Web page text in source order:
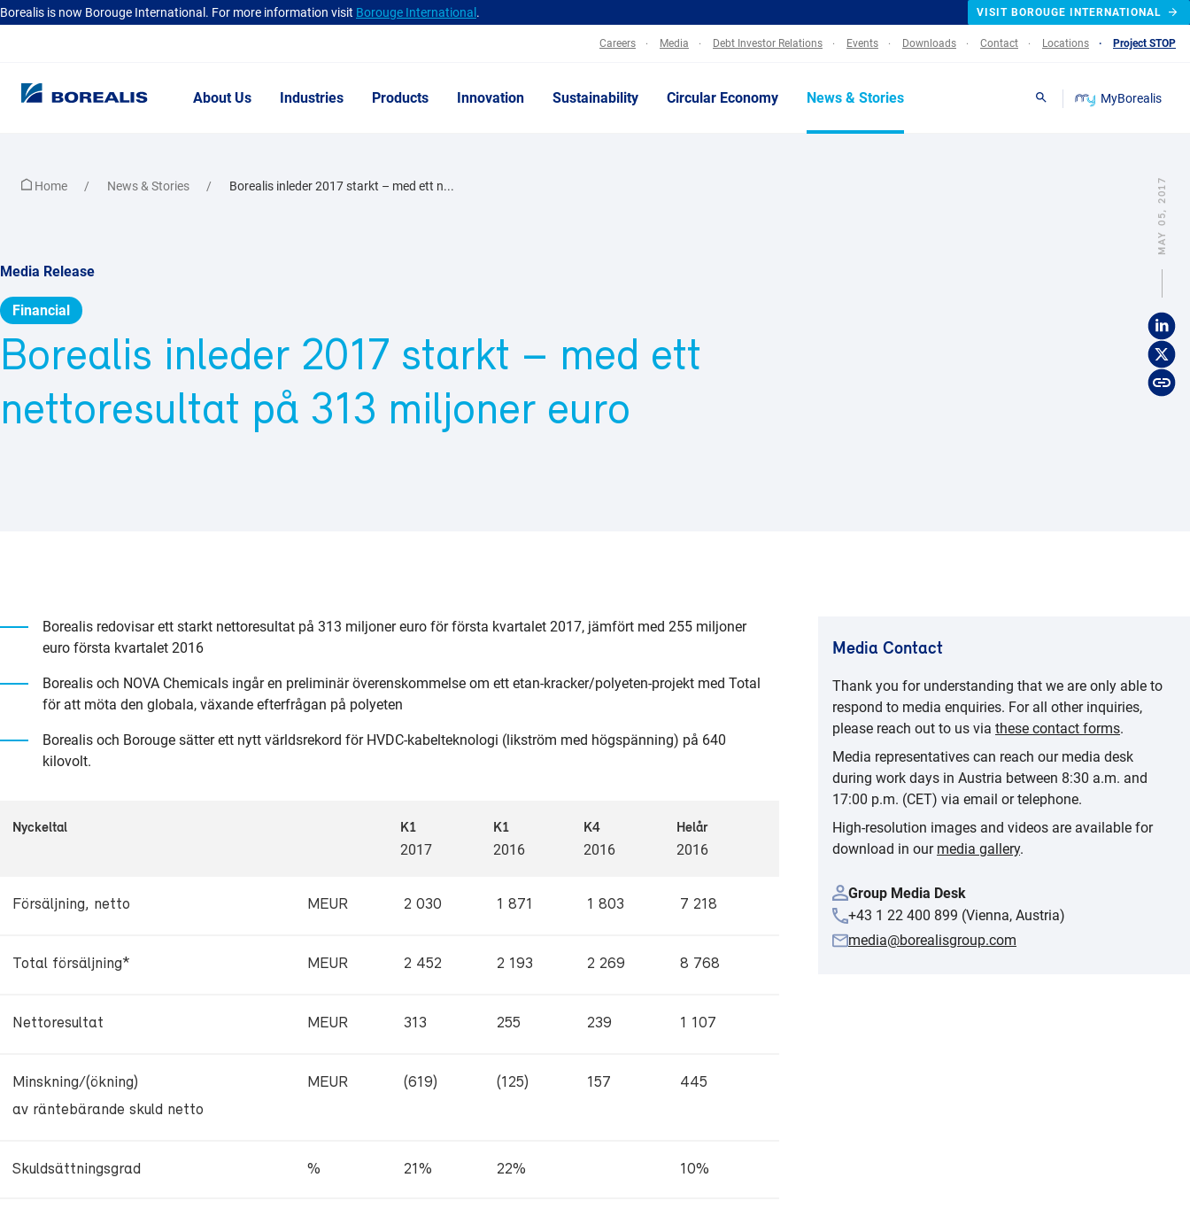
Borealis is now Borouge International. For more information visit Borouge International. VISIT BOROUGE INTERNATIONAL
Careers Media Debt Investor Relations Events Downloads Contact Locations Project STOP
About Us Industries Products Innovation Sustainability Circular Economy News & Stories Search MyBorealis
MAY 05, 2017
Media Release
Financial
Borealis inleder 2017 starkt – med ett
nettoresultat på 313 miljoner euro
Home News & Stories Borealis inleder 2017 starkt – med ett n...
Borealis redovisar ett starkt nettoresultat på 313 miljoner euro för första kvartalet 2017, jämfört med 255 miljoner
euro första kvartalet 2016
Borealis och NOVA Chemicals ingår en preliminär överenskommelse om ett etan-kracker/polyeten-projekt med Total
för att möta den globala, växande efterfrågan på polyeten
Borealis och Borouge sätter ett nytt världsrekord för HVDC-kabelteknologi (likström med högspänning) på 640
kilovolt.
Nyckeltal
K1
2017
K1
2016
K4
2016
Helår
2016
Försäljning, netto MEUR 2 030 1 871 1 803 7 218
Total försäljning* MEUR 2 452 2 193 2 269 8 768
Nettoresultat MEUR 313 255 239 1 107
Minskning/(ökning)
av räntebärande skuld netto
MEUR (619) (125) 157 445
Skuldsättningsgrad % 21% 22% 10%
Media Contact
Thank you for understanding that we are only able to
respond to media enquiries. For all other inquiries,
please reach out to us via these contact forms.
Media representatives can reach our media desk
during work days in Austria between 8:30 a.m. and
17:00 p.m. (CET) via email or telephone.
High-resolution images and videos are available for
download in our media gallery.
Group Media Desk
+43 1 22 400 899 (Vienna, Austria)
media@borealisgroup.com